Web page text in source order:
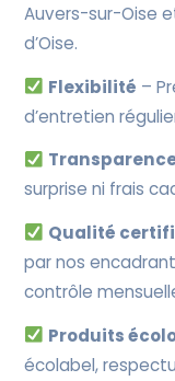
Auvers-sur-Oise
d’Oise.
Flexibilité –
d’entretien
surprise ni frais
Qualité
par nos
contrôle
Produits
écolabel,